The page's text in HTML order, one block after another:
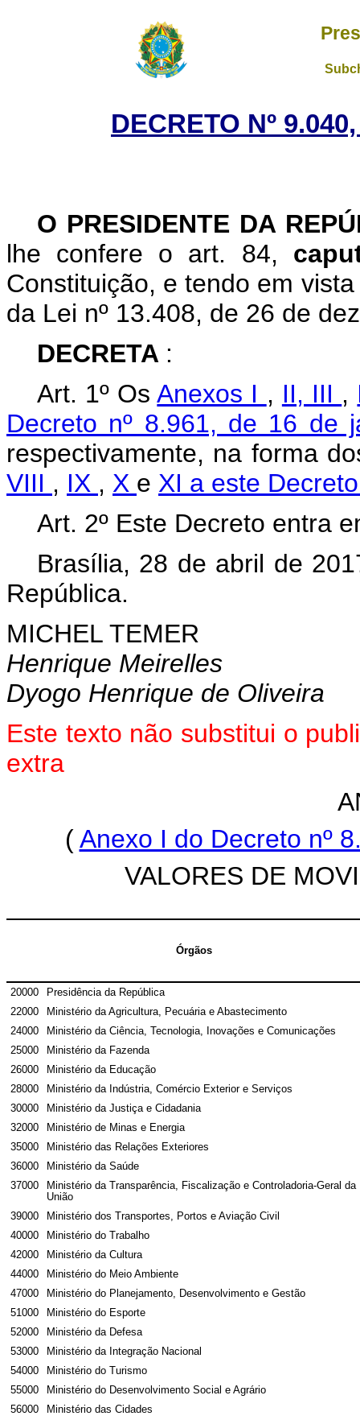
DECRETO Nº
O PRESIDENTE DA
lhe confere o art. 84,
Constituição, e tendo em
da Lei nº 13.408, de 26 de
DECRETA :
Art. 1º OsAnexos I , II, III ,
Decreto nº 8.961, de 16 de
respectivamente, na forma
VIII , IX , X e XI a este
Art. 2º Este Decreto entra
Brasília, 28 de abril de
República.
MICHEL TEMER
Henrique Meirelles
Dyogo Henrique de Oliveira
Este texto não substitui o
extra
(Anexo I do Decreto nº
VALORES DE
Órgãos
20000
Presidência da República
22000
Ministério da Agricultura, Pecuária e Abastecimento
24000
Ministério da Ciência, Tecnologia, Inovações e Comunicações
25000
Ministério da Fazenda
26000
Ministério da Educação
28000
Ministério da Indústria, Comércio Exterior e Serviços
30000
Ministério da Justiça e Cidadania
32000
Ministério de Minas e Energia
35000
Ministério das Relações Exteriores
36000
Ministério da Saúde
37000
Ministério da Transparência, Fiscalização e Controladoria-Geral da
União
39000
Ministério dos Transportes, Portos e Aviação Civil
40000
Ministério do Trabalho
42000
Ministério da Cultura
44000
Ministério do Meio Ambiente
47000
Ministério do Planejamento, Desenvolvimento e Gestão
51000
Ministério do Esporte
52000
Ministério da Defesa
53000
Ministério da Integração Nacional
54000
Ministério do Turismo
55000
Ministério do Desenvolvimento Social e Agrário
56000
Ministério das Cidades